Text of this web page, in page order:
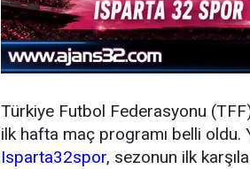
Türkiye Futbol Federasyonu
ilk hafta maç programı belli oldu.
Isparta32spor, sezonun ilk